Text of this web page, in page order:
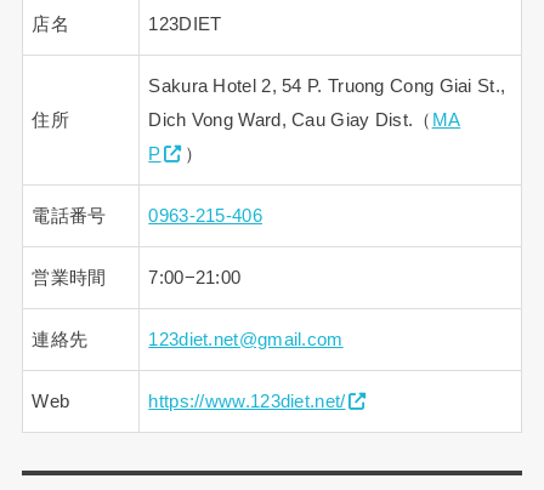
店名 123DIET
住所
Sakura Hotel 2, 54 P. Truong Cong Giai St.,
Dich Vong Ward, Cau Giay Dist.（ MA
P
）
電話番号 0963-215-406
営業時間 7:00−21:00
連絡先 123diet.net@gmail.com
Web https://www.123diet.net/